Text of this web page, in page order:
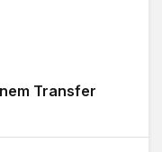
Transfer